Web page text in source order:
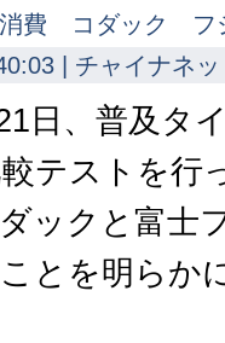
費 コダック フ
| チャイナネ
日、普及タ
テストを行
ックと富士
とを明らか